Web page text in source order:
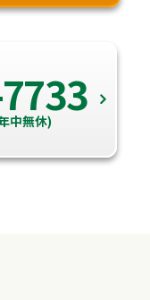
中無休)